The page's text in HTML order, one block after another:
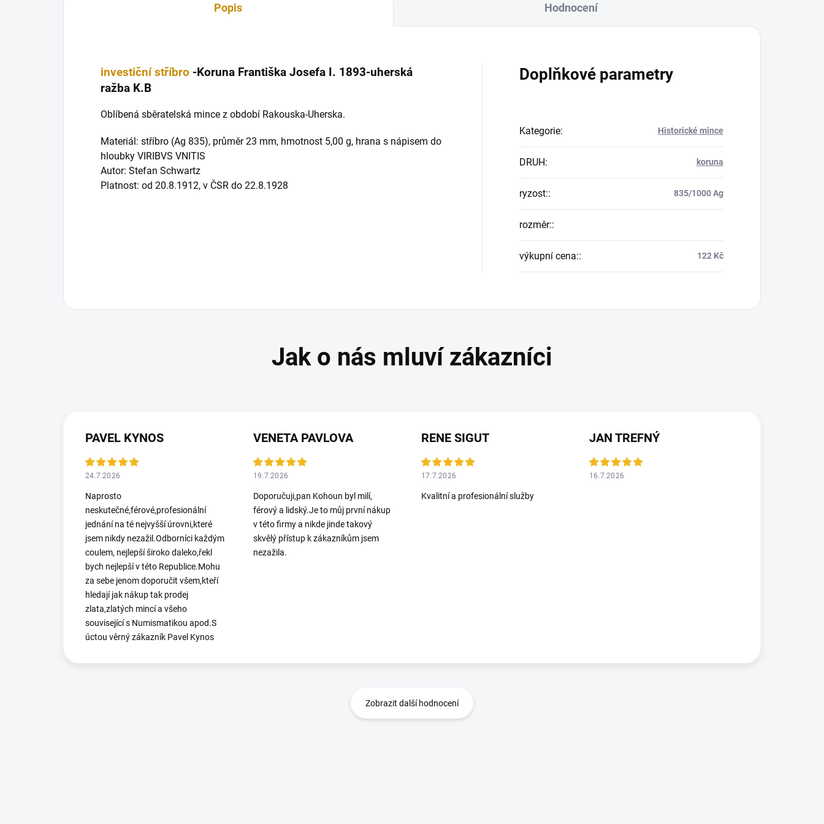
Popis Hodnocení
investiční stříbro -Koruna Františka Josefa I. 1893-uherská
ražba K.B
Oblíbená sběratelská mince z období Rakouska-Uherska.
Materiál: stříbro (Ag 835), průměr 23 mm, hmotnost 5,00 g, hrana s nápisem do
hloubky VIRIBVS VNITIS
Autor: Stefan Schwartz
Platnost: od 20.8.1912, v ČSR do 22.8.1928
Doplňkové parametry
Kategorie: Historické mince
DRUH: koruna
ryzost:: 835/1000 Ag
rozměr::
výkupní cena:: 122 Kč
PAVEL KYNOS
24.7.2026
Naprosto
neskutečné,férové,profesionální
jednání na té nejvyšší úrovni,které
jsem nikdy nezažil.Odborníci každým
coulem, nejlepší široko daleko,řekl
bych nejlepší v této Republice.Mohu
za sebe jenom doporučit všem,kteří
hledají jak nákup tak prodej
zlata,zlatých mincí a všeho
související s Numismatikou apod.S
úctou věrný zákazník Pavel Kynos
VENETA PAVLOVA
19.7.2026
Doporučuji,pan Kohoun byl milí,
férový a lidský.Je to můj první nákup
v této firmy a nikde jinde takový
skvělý přístup k zákazníkům jsem
nezažila.
RENE SIGUT
17.7.2026
Kvalitní a profesionální služby
JAN TREFNÝ
16.7.2026
Zobrazit další hodnocení